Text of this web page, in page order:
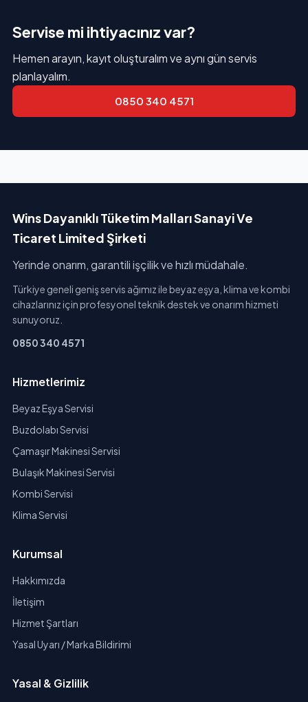
Servise mi ihtiyacınız var?
Hemen arayın, kayıt oluşturalım ve aynı gün servis
planlayalım.
0850 340 4571
Wins Dayanıklı Tüketim Malları Sanayi Ve
Ticaret Limited Şirketi
Yerinde onarım, garantili işçilik ve hızlı müdahale.
Türkiye geneli geniş servis ağımız ile beyaz eşya, klima ve kombi
cihazlarınız için profesyonel teknik destek ve onarım hizmeti
sunuyoruz.
0850 340 4571
Hizmetlerimiz
Beyaz Eşya Servisi
Buzdolabı Servisi
Çamaşır Makinesi Servisi
Bulaşık Makinesi Servisi
Kombi Servisi
Klima Servisi
Kurumsal
Hakkımızda
İletişim
Hizmet Şartları
Yasal Uyarı / Marka Bildirimi
Yasal & Gizlilik